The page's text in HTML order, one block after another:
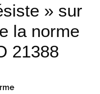
» sur
la norme
21388